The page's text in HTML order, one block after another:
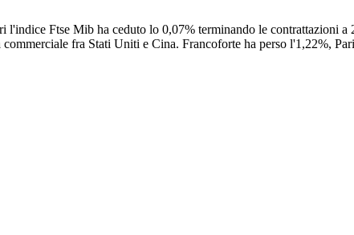
Ftse Mib ha ceduto lo 0,07% terminando le contrattazioni
fra Stati Uniti e Cina. Francoforte ha perso l'1,22%,